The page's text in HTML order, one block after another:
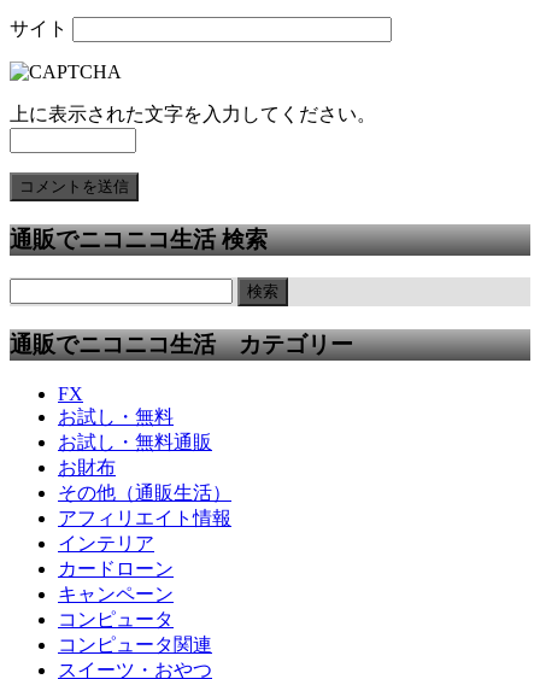
サイト
上に表示された文字を入力してください。
通販でニコニコ生活 検索
通販でニコニコ生活 カテゴリー
FX
お試し・無料
お試し・無料通販
お財布
その他（通販生活）
アフィリエイト情報
インテリア
カードローン
キャンペーン
コンピュータ
コンピュータ関連
スイーツ・おやつ